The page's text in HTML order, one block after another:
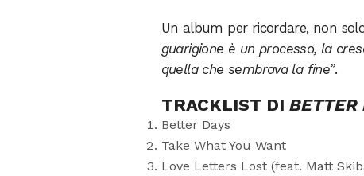
Un album per ricordare, non
guarigione è un processo, la
quella che sembrava la fine”.
TRACKLIST DI BETTER
Better Days
Take What You Want
Love Letters Lost (feat. Matt